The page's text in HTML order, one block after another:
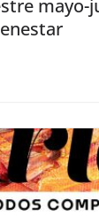
mayo-